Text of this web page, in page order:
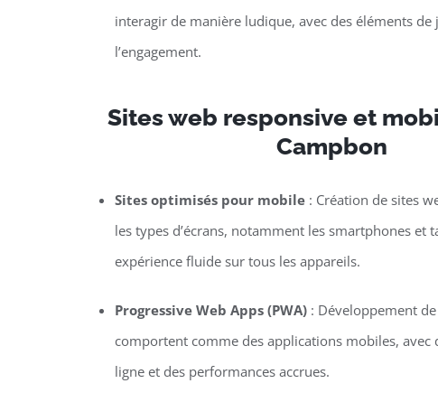
interagir de manière ludique, avec des éléments
l’engagement.
Sites web responsive et
Campbon
Sites optimisés pour mobile: Création de sites
les types d’écrans, notamment les smartphones et
expérience fluide sur tous les appareils.
Progressive Web Apps (PWA): Développement
comportent comme des applications mobiles, avec
ligne et des performances accrues.